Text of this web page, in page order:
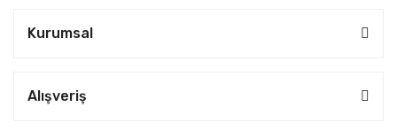
Kurumsal
Alışveriş